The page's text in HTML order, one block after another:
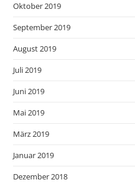
Oktober 2019
September 2019
August 2019
Juli 2019
Juni 2019
Mai 2019
März 2019
Januar 2019
Dezember 2018